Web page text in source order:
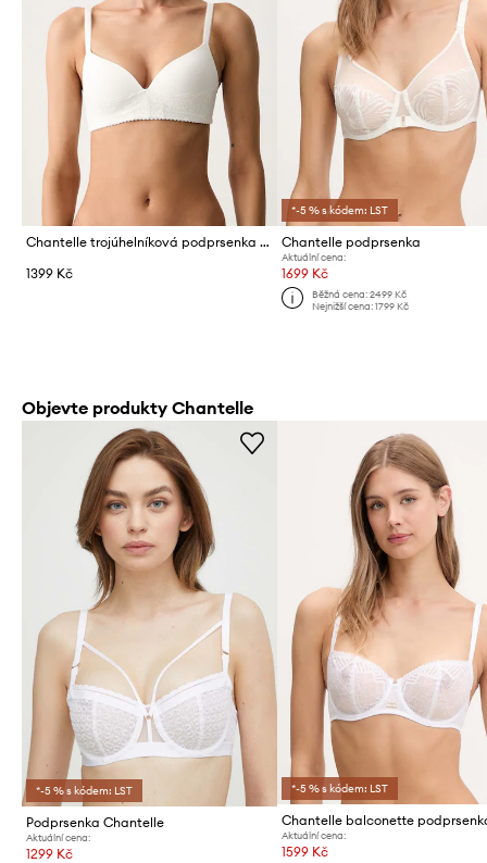
Chantelle trojúhelníková podprsenka Kiss
1399 Kč
*-5 % s kódem: LST
Chantelle podprsenka
Aktuální cena:
1699 Kč
Běžná cena: 2499 Kč
Nejnižší cena: 1799 Kč
Objevte produkty Chantelle
*-5 % s kódem: LST
Podprsenka Chantelle
Aktuální cena:
1299 Kč
*-5 % s kódem: LST
Aktuální cena:
1599 Kč